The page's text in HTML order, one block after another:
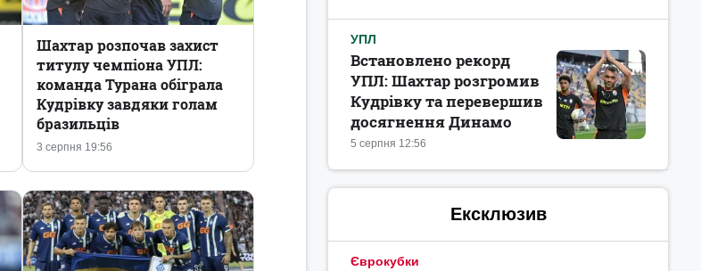
3 серпня 19:56
Шахтар розпочав захист
титулу чемпіона УПЛ:
команда Турана обіграла
Кудрівку завдяки голам
бразильців
УПЛ
5 серпня 12:56
Встановлено рекорд
УПЛ: Шахтар розгромив
Кудрівку та перевершив
досягнення Динамо
Ексклюзив
Єврокубки